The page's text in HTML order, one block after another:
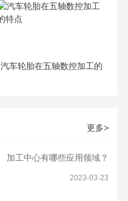
突围
汽车轮胎在五轴数控加工的
更多>
加工中心有哪些应用领域？
2023-03-23